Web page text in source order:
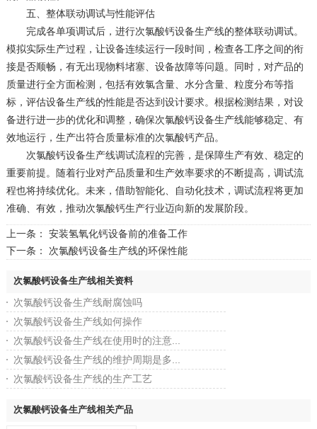
五、整体联动调试与性能评估
完成各单项调试后，进行次氯酸钙设备生产线的整体联动调试。
模拟实际生产过程，让设备连续运行一段时间，检查各工序之间的衔
接是否顺畅，有无出现物料堵塞、设备故障等问题。同时，对产品的
质量进行全方面检测，包括有效氯含量、水分含量、粒度分布等指
标，评估设备生产线的性能是否达到设计要求。根据检测结果，对设
备进行进一步的优化和调整，确保次氯酸钙设备生产线能够稳定、有
效地运行，生产出符合质量标准的次氯酸钙产品。
次氯酸钙设备生产线调试流程的完善，是保障生产有效、稳定的
重要前提。随着行业对产品质量和生产效率要求的不断提高，调试流
程也将持续优化。未来，借助智能化、自动化技术，调试流程将更加
准确、有效，推动次氯酸钙生产行业迈向新的发展阶段。
上一条： 安装氢氧化钙设备前的准备工作
下一条： 次氯酸钙设备生产线的环保性能
次氯酸钙设备生产线相关资料
次氯酸钙设备生产线耐腐蚀吗
次氯酸钙设备生产线如何操作
次氯酸钙设备生产线在使用时的注意...
次氯酸钙设备生产线的维护周期是多...
次氯酸钙设备生产线的生产工艺
次氯酸钙设备生产线相关产品